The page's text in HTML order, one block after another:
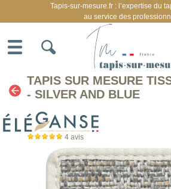
TAPIS SUR MESURE
- SILVER AND BLUE
4 avis
Tapis-sur-mesure.fr : l’expertise du
au service des